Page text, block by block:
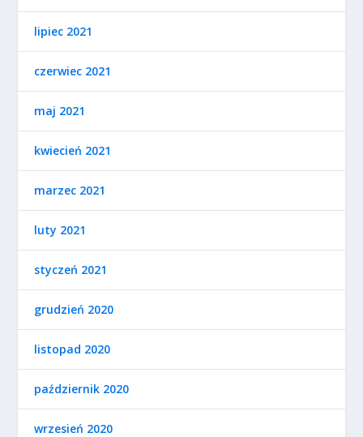
lipiec 2021
czerwiec 2021
maj 2021
kwiecień 2021
marzec 2021
luty 2021
styczeń 2021
grudzień 2020
listopad 2020
październik 2020
wrzesień 2020